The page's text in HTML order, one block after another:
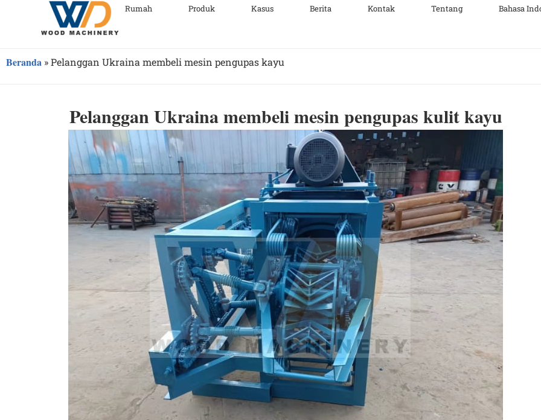
Rumah Produk Kasus Berita Kontak Tentang Bahasa
Beranda »Pelanggan Ukraina membeli mesin pengupas kayu
Pelanggan Ukraina membeli mesin pengupas kulit kayu